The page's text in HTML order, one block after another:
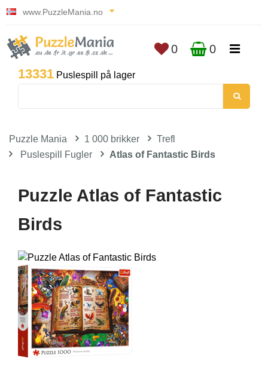
www.PuzzleMania.no
13331 Puslespill på lager
0 0
Puzzle Mania 1 000 brikker
Trefl
Puslespill Fugler
Atlas of Fantastic Birds
Puzzle Atlas of Fantastic
Birds